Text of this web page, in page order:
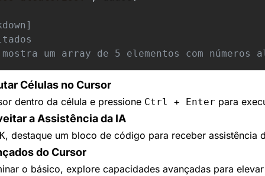
Células no Cursor
dentro da célula e pressione Ctrl + Enter para
a Assistência da IA
, destaque um bloco de código para receber assistência
do Cursor
o básico, explore capacidades avançadas para